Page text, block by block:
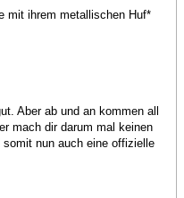
mit ihrem metallischen Huf*
Aber ab und an kommen all
mach dir darum mal keinen
nun auch eine offizielle